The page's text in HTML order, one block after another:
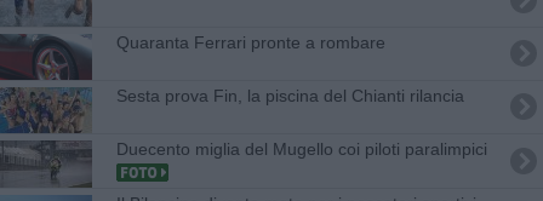
Quaranta Ferrari pronte a rombare
Sesta prova Fin, la piscina del Chianti rilancia
Duecento miglia del Mugello coi piloti paralimpici